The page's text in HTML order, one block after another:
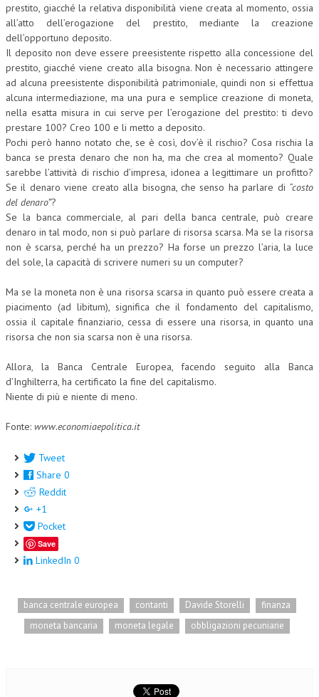
prestito, giacché la relativa disponibilità viene creata al momento, ossia
all’atto dell’erogazione del prestito, mediante la creazione
dell’opportuno deposito.
Il deposito non deve essere preesistente rispetto alla concessione del
prestito, giacché viene creato alla bisogna. Non è necessario attingere
ad alcuna preesistente disponibilità patrimoniale, quindi non si effettua
alcuna intermediazione, ma una pura e semplice creazione di moneta,
nella esatta misura in cui serve per l’erogazione del prestito: ti devo
prestare 100? Creo 100 e li metto a deposito.
Pochi però hanno notato che, se è così, dov’è il rischio? Cosa rischia la
banca se presta denaro che non ha, ma che crea al momento? Quale
sarebbe l’attività di rischio d’impresa, idonea a legittimare un profitto?
Se il denaro viene creato alla bisogna, che senso ha parlare di “costo
del denaro”?
Se la banca commerciale, al pari della banca centrale, può creare
denaro in tal modo, non si può parlare di risorsa scarsa. Ma se la risorsa
non è scarsa, perché ha un prezzo? Ha forse un prezzo l’aria, la luce
del sole, la capacità di scrivere numeri su un computer?
Ma se la moneta non è una risorsa scarsa in quanto può essere creata a
piacimento (ad libitum), significa che il fondamento del capitalismo,
ossia il capitale finanziario, cessa di essere una risorsa, in quanto una
risorsa che non sia scarsa non è una risorsa.
Allora, la Banca Centrale Europea, facendo seguito alla Banca
d’Inghilterra, ha certificato la fine del capitalismo.
Niente di più e niente di meno.
Fonte: www.economiaepolitica.it
Tweet
Share 0
Reddit
+1
Pocket
Save
LinkedIn 0
banca centrale europea contanti Davide Storelli
finanza
moneta bancaria
moneta legale obbligazioni pecuniarie